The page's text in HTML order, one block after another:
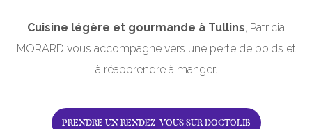
Cuisine légère et gourmande à Tullins, Patricia
MORARD vous accompagne vers une perte de poids et
à réapprendre à manger.
PRENDRE UN RENDEZ-VOUS SUR DOCTOLIB